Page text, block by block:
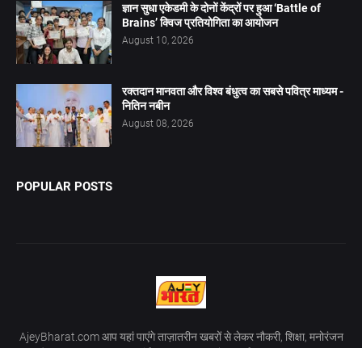
ज्ञान सुधा एकेडमी के दोनों केंद्रों पर हुआ ‘Battle of
Brains’ क्विज प्रतियोगिता का आयोजन
August 10, 2026
रक्तदान मानवता और विश्व बंधुत्व का सबसे पवित्र माध्यम -
नितिन नबीन
August 08, 2026
POPULAR POSTS
AjeyBharat.com आप यहां पाएंगे ताज़ातरीन खबरों से लेकर नौकरी, शिक्षा, मनोरंजन